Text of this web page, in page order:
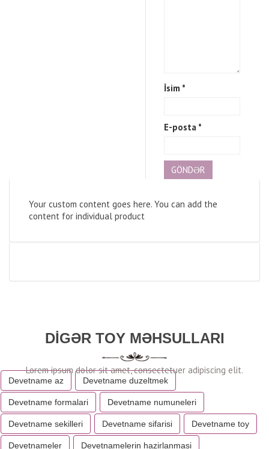
İsim *
E-posta *
Your custom content goes here. You can add the
content for individual product
DIGƏR TOY MƏHSULLARI
Devetname az Devetname duzeltmek
Devetname formalari Devetname numuneleri
Devetname sekilleri Devetname sifarisi Devetname toy
Devetnameler Devetnamelerin hazirlanmasi